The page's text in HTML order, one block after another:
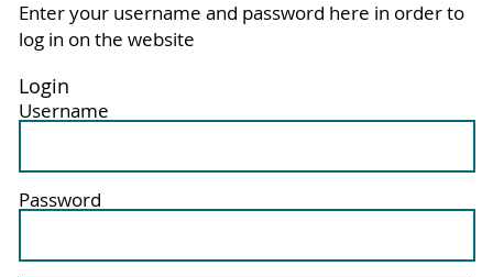
Enter your username and password here in order to
log in on the website
Login
Username
Password